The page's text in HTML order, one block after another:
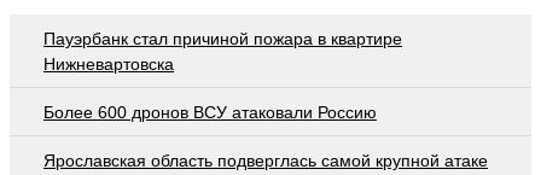
Пауэрбанк стал причиной пожара в квартире
Нижневартовска
Более 600 дронов ВСУ атаковали Россию
Ярославская область подверглась самой крупной атаке